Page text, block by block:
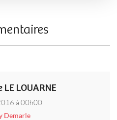
LOUARNE
à 00h00
Demarle